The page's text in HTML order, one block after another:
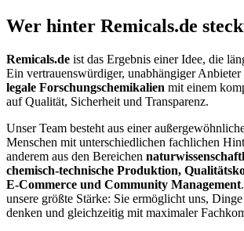
Wer hinter Remicals.de
Remicals.de ist das Ergebnis einer Idee, die
Ein vertrauenswürdiger, unabhängiger
legale Forschungschemikalien mit einem
auf Qualität, Sicherheit und Transparenz.
Unser Team besteht aus einer
Menschen mit unterschiedlichen fachlichen
anderem aus den Bereichen
chemisch-technische Produktion,
E-Commerce und Community Management
unsere größte Stärke: Sie ermöglicht uns,
denken und gleichzeitig mit maximaler